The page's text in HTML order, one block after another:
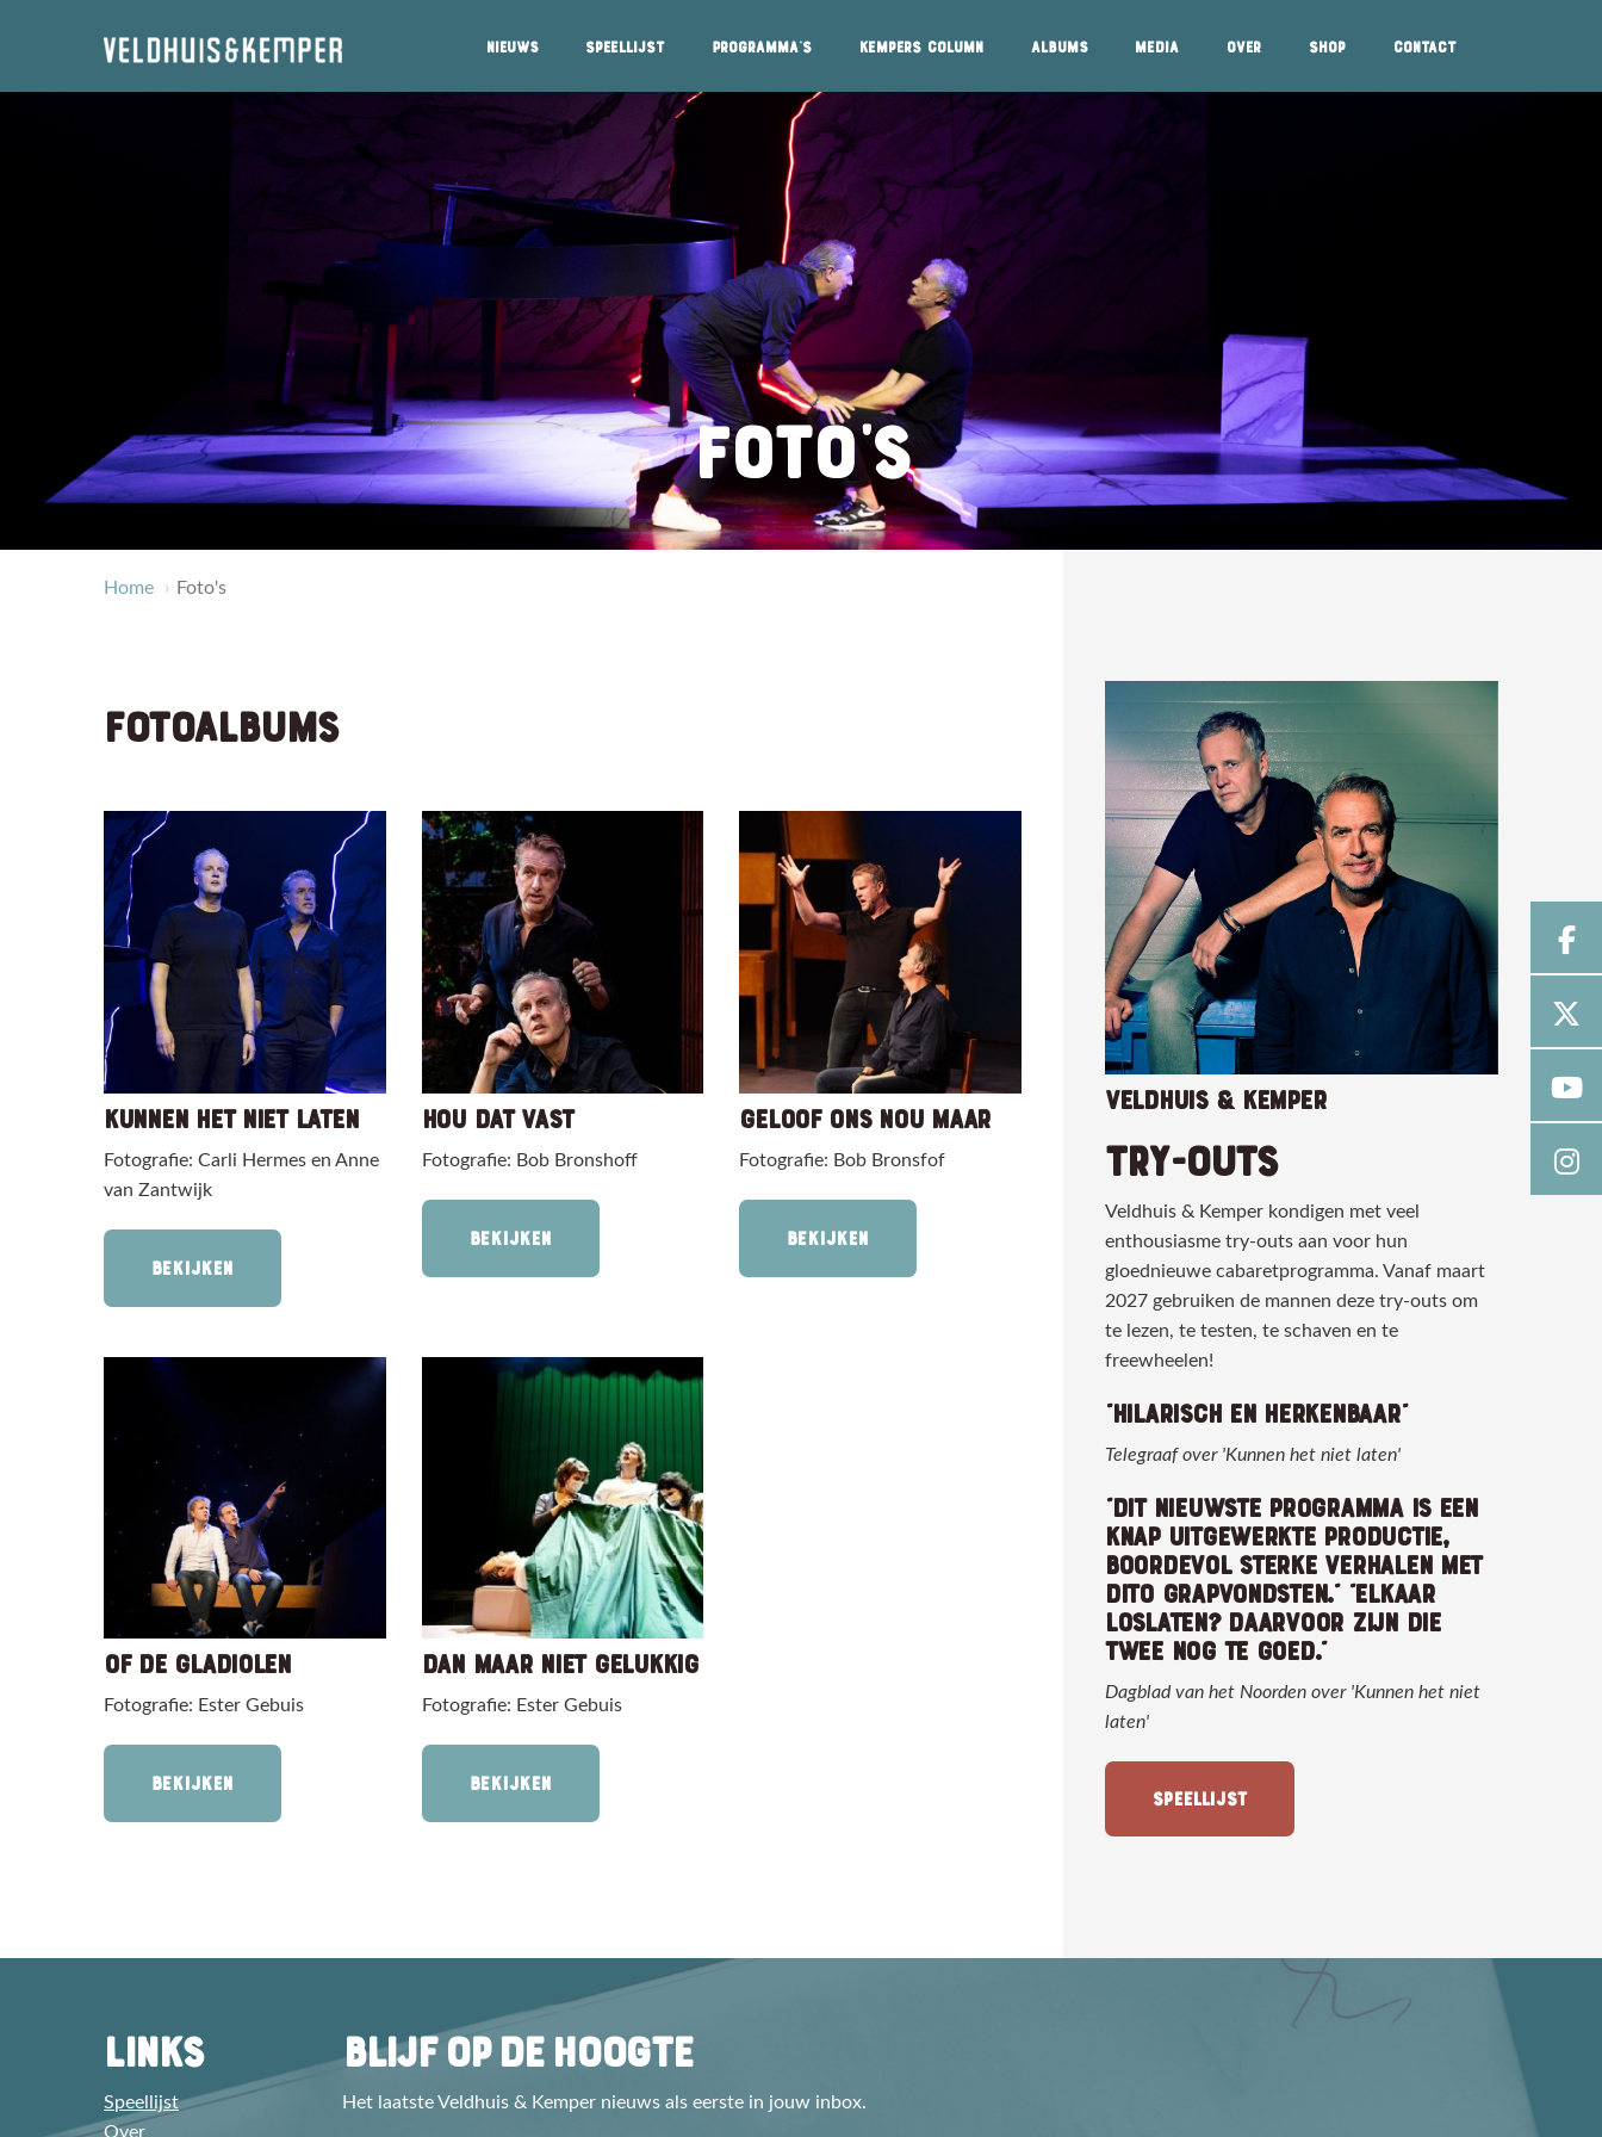
Nieuws Speellijst Programma's Kempers column Albums Media Over Shop Contact
FOTO'S
Home Foto's
FOTOALBUMS
KUNNEN HET NIET LATEN
Fotografie: Carli Hermes en Anne
van Zantwijk
BEKIJKEN
HOU DAT VAST
Fotografie: Bob Bronshoff
BEKIJKEN
GELOOF ONS NOU MAAR
Fotografie: Bob Bronsfof
BEKIJKEN
OF DE GLADIOLEN
Fotografie: Ester Gebuis
BEKIJKEN
DAN MAAR NIET GELUKKIG
Fotografie: Ester Gebuis
BEKIJKEN
VELDHUIS & KEMPER
TRY-OUTS
Veldhuis & Kemper kondigen met veel
enthousiasme try-outs aan voor hun
gloednieuwe cabaretprogramma. Vanaf maart
2027 gebruiken de mannen deze try-outs om
te lezen, te testen, te schaven en te
freewheelen!
“HILARISCH EN HERKENBAAR”
Telegraaf over 'Kunnen het niet laten'
“DIT NIEUWSTE PROGRAMMA IS EEN
KNAP UITGEWERKTE PRODUCTIE,
BOORDEVOL STERKE VERHALEN MET
DITO GRAPVONDSTEN." ”ELKAAR
LOSLATEN? DAARVOOR ZIJN DIE
TWEE NOG TE GOED."
Dagblad van het Noorden over 'Kunnen het niet
laten'
SPEELLIJST
LINKS
Speellijst
Over
BLIJF OP DE HOOGTE
Het laatste Veldhuis & Kemper nieuws als eerste in jouw inbox.